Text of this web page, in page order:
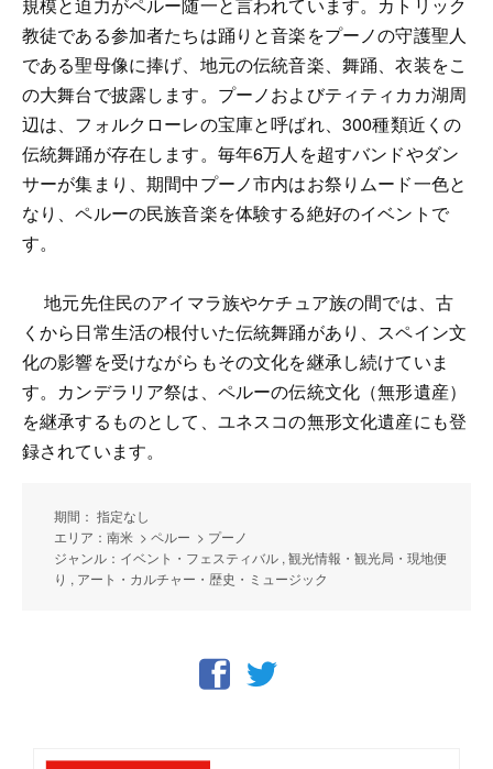
教徒である参加者たちは踊りと音楽をプーノの守護聖人
である聖母像に捧げ、地元の伝統音楽、舞踊、衣装をこ
の大舞台で披露します。プーノおよびティティカカ湖周
辺は、フォルクローレの宝庫と呼ばれ、300種類近くの
伝統舞踊が存在します。毎年6万人を超すバンドやダン
サーが集まり、期間中プーノ市内はお祭りムード一色と
なり、ペルーの民族音楽を体験する絶好のイベントで
す。
地元先住民のアイマラ族やケチュア族の間では、古
くから日常生活の根付いた伝統舞踊があり、スペイン文
化の影響を受けながらもその文化を継承し続けていま
す。カンデラリア祭は、ペルーの伝統文化（無形遺産）
を継承するものとして、ユネスコの無形文化遺産にも登
録されています。
期間： 指定なし
エリア：南米 > ペルー > プーノ
ジャンル：イベント・フェスティバル , 観光情報・観光局・現地便
り , アート・カルチャー・歴史・ミュージック